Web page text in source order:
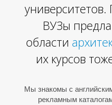
университетов.
ВУЗы
области
их курсов
Мы знакомы с
рекламным